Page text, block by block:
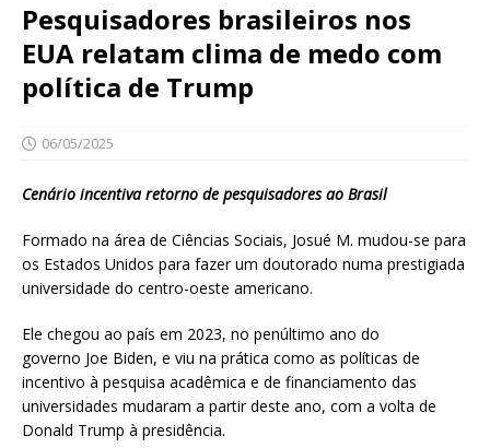
Pesquisadores brasileiros nos
EUA relatam clima de medo com
política de Trump
06/05/2025
Cenário incentiva retorno de pesquisadores ao Brasil
Formado na área de Ciências Sociais, Josué M. mudou-se para
os Estados Unidos para fazer um doutorado numa prestigiada
universidade do centro-oeste americano.
Ele chegou ao país em 2023, no penúltimo ano do
governo Joe Biden, e viu na prática como as políticas de
incentivo à pesquisa acadêmica e de financiamento das
universidades mudaram a partir deste ano, com a volta de
Donald Trump à presidência.